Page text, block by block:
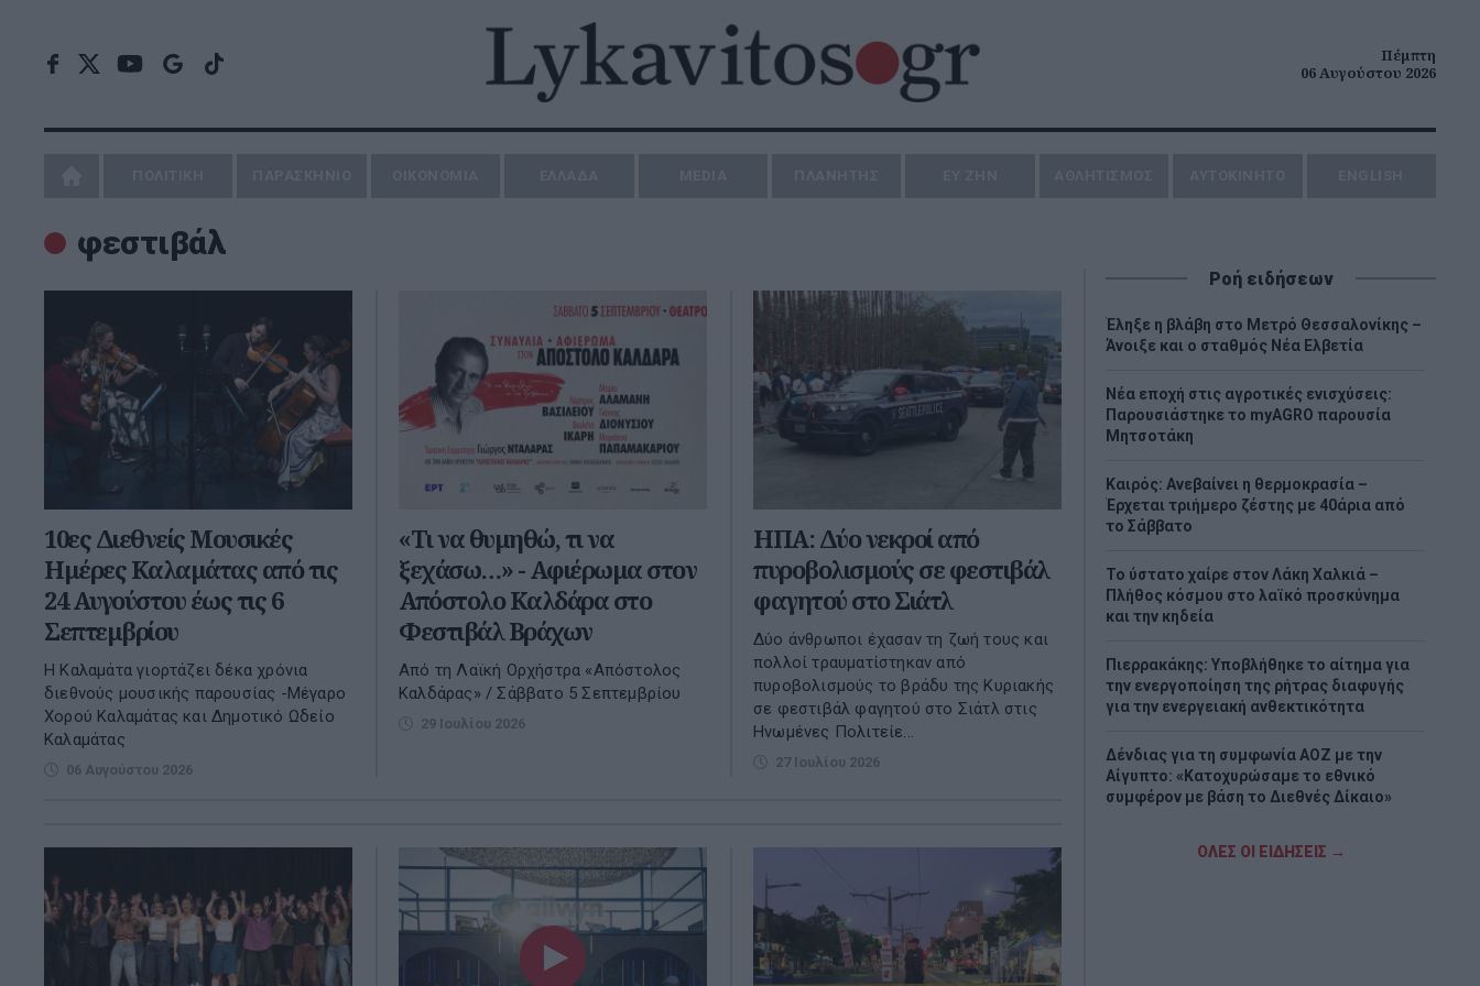
Πέμπτη
06 Αυγούστου 2026
φεστιβάλ
10ες Διεθνείς Μουσικές
Ημέρες Καλαμάτας από τις
24 Αυγούστου έως τις 6
Σεπτεμβρίου
Η Καλαμάτα γιορτάζει δέκα χρόνια
διεθνούς μουσικής παρουσίας -Μέγαρο
Χορού Καλαμάτας και Δημοτικό Ωδείο
Καλαμάτας
06 Αυγούστου 2026
«Τι να θυμηθώ, τι να
ξεχάσω…» - Αφιέρωμα στον
Απόστολο Καλδάρα στο
Φεστιβάλ Βράχων
Από τη Λαϊκή Ορχήστρα «Απόστολος
Καλδάρας» / Σάββατο 5 Σεπτεμβρίου
29 Ιουλίου 2026
ΗΠΑ: Δύο νεκροί από
πυροβολισμούς σε φεστιβάλ
φαγητού στο Σιάτλ
Δύο άνθρωποι έχασαν τη ζωή τους και
πολλοί τραυματίστηκαν από
πυροβολισμούς το βράδυ της Κυριακής
σε φεστιβάλ φαγητού στο Σιάτλ στις
Ηνωμένες Πολιτείε...
27 Ιουλίου 2026
Ροή ειδήσεων
Έληξε η βλάβη στο Μετρό Θεσσαλονίκης –
Άνοιξε και ο σταθμός Νέα Ελβετία
Νέα εποχή στις αγροτικές ενισχύσεις:
Παρουσιάστηκε το myAGRO παρουσία
Μητσοτάκη
Καιρός: Ανεβαίνει η θερμοκρασία –
Έρχεται τριήμερο ζέστης με 40άρια από
το Σάββατο
Το ύστατο χαίρε στον Λάκη Χαλκιά –
Πλήθος κόσμου στο λαϊκό προσκύνημα
και την κηδεία
Πιερρακάκης: Υποβλήθηκε το αίτημα για
την ενεργοποίηση της ρήτρας διαφυγής
για την ενεργειακή ανθεκτικότητα
Δένδιας για τη συμφωνία ΑΟΖ με την
Αίγυπτο: «Κατοχυρώσαμε το εθνικό
συμφέρον με βάση το Διεθνές Δίκαιο»
Γρήγορες αποζημιώσεις στους πληγέντες
ΟΛΕΣ ΟΙ ΕΙΔΗΣΕΙΣ →